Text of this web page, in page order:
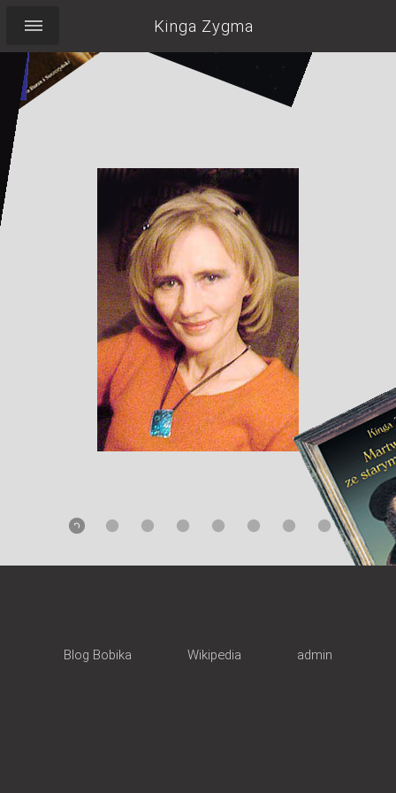
Kinga Zygma
Pocieszyć Labradorkę,
wypić herbatę,
pilnować torebki,
nie zapomnieć o
uśmiechu...
Blog Bobika Wikipedia admin